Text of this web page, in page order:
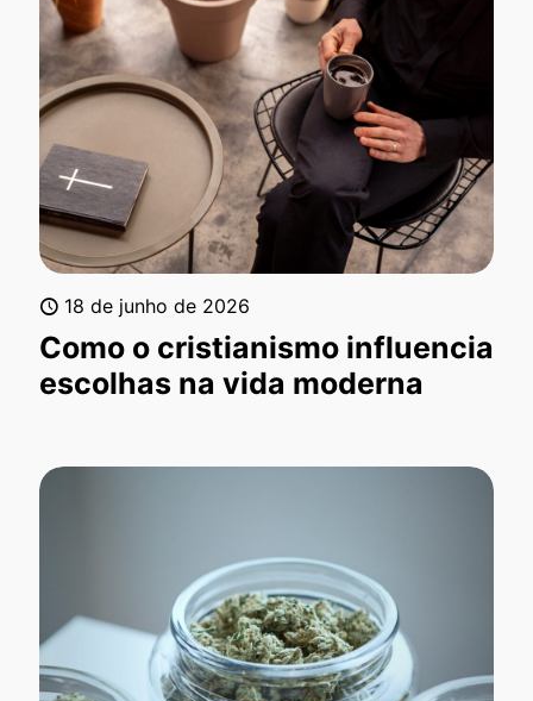
18 de junho de 2026
Como o cristianismo influencia
escolhas na vida moderna